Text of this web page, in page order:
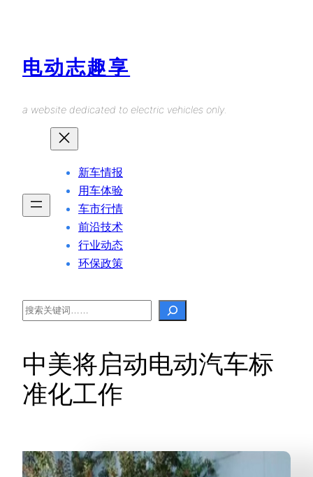
电动志趣享
a website dedicated to electric vehicles only.
新车情报
用车体验
车市行情
前沿技术
行业动态
环保政策
Search
中美将启动电动汽车标
准化工作